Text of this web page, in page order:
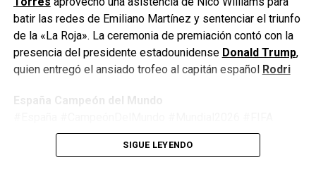
portera de Colombia para
callar lo que era el empate
de Camerún en la Copa
Mundial Femenina Sub-20
FIFA™#U20WWCEnDSPORTS
#FIFAU20WWC
batir las redes de Emiliano Martínez y sentenciar el triunfo
de la «La Roja». La ceremonia de premiación contó con la
presencia del presidente estadounidense Donald Trump,
quien entregó el ansiado trofeo al capitán español Rodri
España Campeón del Mundo
#Argentina #Fútbol #LaRoja #WorldCup2026
#JimmyPizarro #EnfoqueNow
SIGUE LEYENDO